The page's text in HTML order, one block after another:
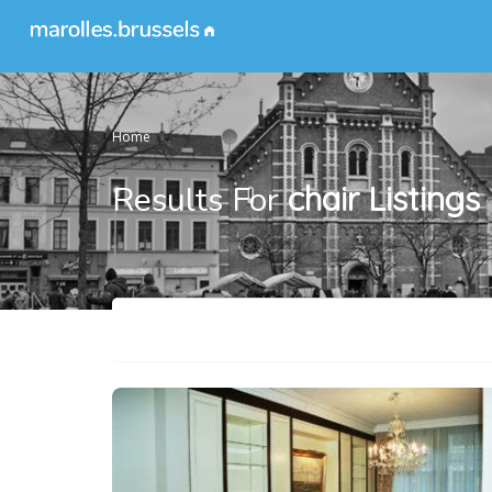
Home
Results Forchair Listings